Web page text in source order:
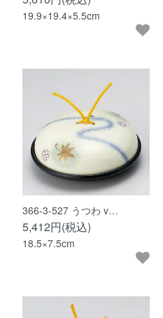
19.9×19.4×5.5cm
366-3-527 うつわ v…
5,412円(税込)
18.5×7.5cm